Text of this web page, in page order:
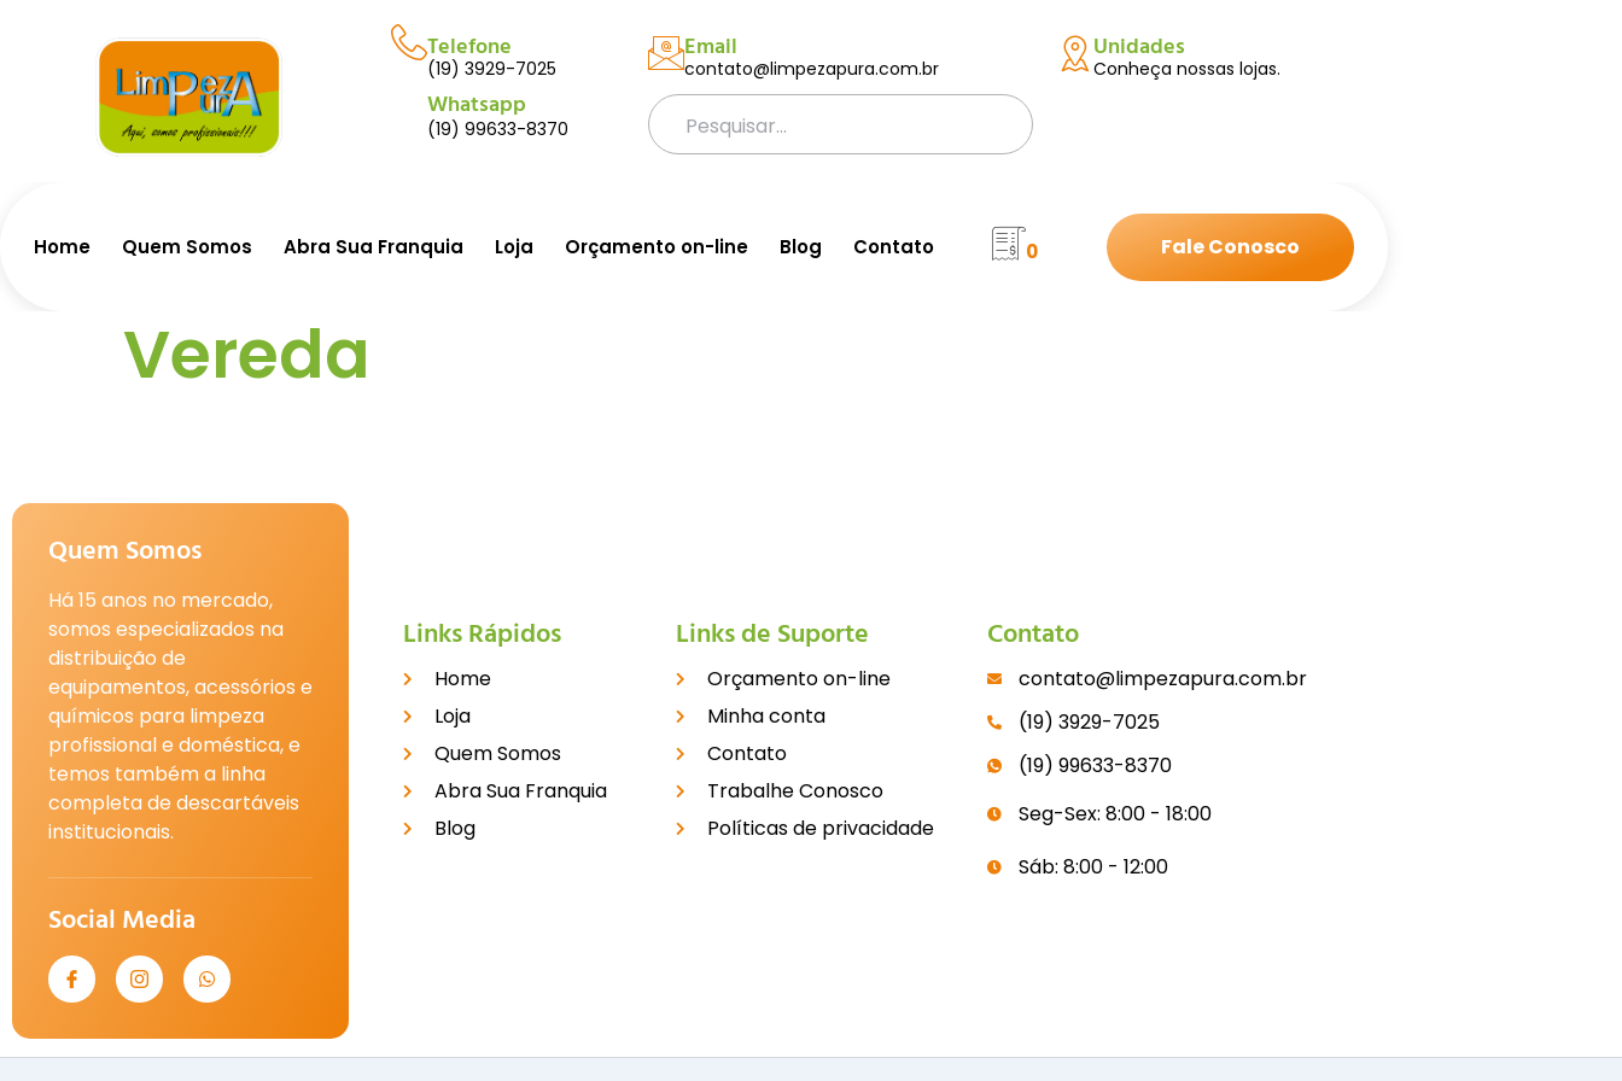
Telefone
(19) 3929-7025
Whatsapp
(19) 99633-8370
Email
contato@limpezapura.com.br
Unidades
Conheça nossas lojas.
Home Quem Somos Abra Sua Franquia Loja Orçamento on-line Blog Contato 0 Fale Conosco
Vereda
Quem Somos
Há 15 anos no mercado,
somos especializados na
distribuição de
equipamentos, acessórios e
químicos para limpeza
profissional e doméstica, e
temos também a linha
completa de descartáveis
institucionais.
Social Media
Links Rápidos
Home
Loja
Quem Somos
Abra Sua Franquia
Blog
Links de Suporte
Orçamento on-line
Minha conta
Contato
Trabalhe Conosco
Políticas de privacidade
Contato
contato@limpezapura.com.br
(19) 3929-7025
(19) 99633-8370
Seg-Sex: 8:00 - 18:00
Sáb: 8:00 - 12:00